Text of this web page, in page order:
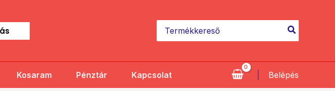
for:
Kosaram Pénztár Kapcsolat Belépés